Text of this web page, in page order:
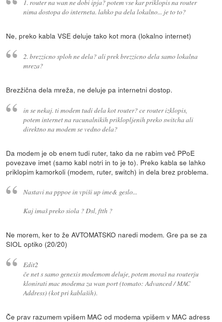
1. router na wan ne dobi ipja? potem vse kar priklopis na router
nima dostopa do interneta. lahko pa dela lokalno... je to to?
Ne, preko kabla VSE deluje tako kot mora (lokalno internet)
2. brezzicno sploh ne dela? ali prek brezzicno dela samo lokalna
mreza?
Brezžična dela mreža, ne deluje pa internetni dostop.
in se nekaj. ti modem tudi dela kot router? ce router izklopis,
potem internet na racunalnikih priklopljenih preko switcha ali
direktno na modem se vedno dela?
Da modem je ob enem tudi ruter, tako da ne rabim več PPoE
povezave imet (samo kabl notri in to je to). Preko kabla se lahko
priklopim kamorkoli (modem, ruter, switch) in dela brez problema.
Nastavi na pppoe in vpiši up ime& geslo...
Kaj imaš preko siola ? Dsl, ftth ?
Ne morem, ker to že AVTOMATSKO naredi modem. Gre pa se za
SIOL optiko (20/20)
Edit2
če net s samo genexis modemom deluje, potem moraš na routerju
klonirati mac modema za wan port (tomato: Advanced / MAC
Address) (kot pri kablaših).
Če prav razumem vpišem MAC od modema vpišem v MAC adress